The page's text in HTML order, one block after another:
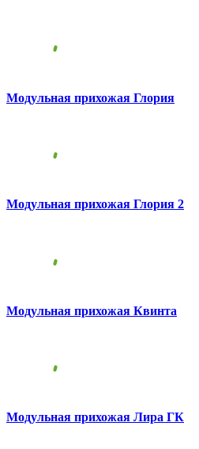
Модульная прихожая Глория
Модульная прихожая Глория 2
Модульная прихожая Квинта
Модульная прихожая Лира ГК